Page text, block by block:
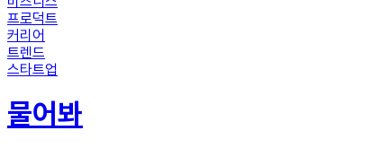
프로덕트
커리어
트렌드
스타트업
물어봐